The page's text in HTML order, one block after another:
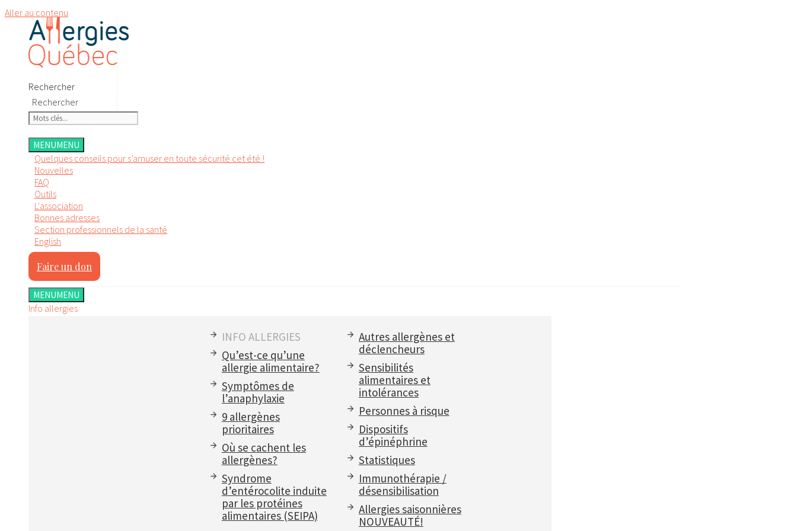
Aller au contenu
Rechercher
Rechercher
MENUMENU
Quelques conseils pour s’amuser en toute sécurité cet été !
Nouvelles
FAQ
Outils
L'association
Bonnes adresses
Section professionnels de la santé
English
Faire un don
MENUMENU
Info allergies
INFO ALLERGIES
Qu’est-ce qu’une
allergie alimentaire?
Symptômes de
l’anaphylaxie
9 allergènes
prioritaires
Où se cachent les
allergènes?
Syndrome
d’entérocolite induite
par les protéines
alimentaires (SEIPA)
Autres allergènes et
déclencheurs
Sensibilités
alimentaires et
intolérances
Personnes à risque
Dispositifs
d’épinéphrine
Statistiques
Immunothérapie /
désensibilisation
Allergies saisonnières
NOUVEAUTÉ!